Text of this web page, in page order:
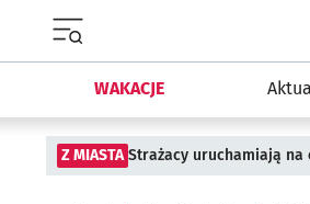
WAKACJE
Z MIASTA Strażacy uruchamiają na